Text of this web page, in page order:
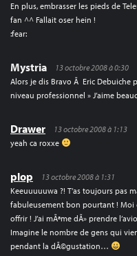
En plus, embrasser les pieds de
fan ^^ Fallait oser hein !
:fear:
Mystria
13 octobre 2008 à 0:30
Alors je dis Bravo Ã Eric
niveau professionnel » J’aime
Drawer
13 octobre 2008 à 1:13
yeah ca roxxe
plop
13 octobre 2008 à 1:31
Keeuuuuuwa ?! T’as toujours pas
fabuleusement bon pourtant ! Moi
offrir ! J’ai mÃªme dÃ» prendre
Imagine le nombre de gens qui
pendant la dÃ©gustation…